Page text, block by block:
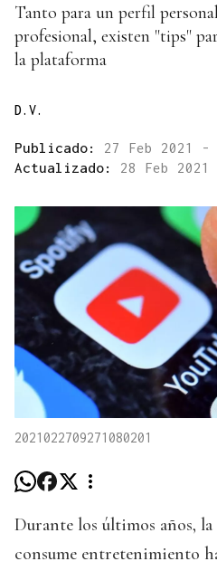
Tanto para un perfil
profesional, existen "tips"
la plataforma
D.V.
Publicado: 27 Feb 2021 -
Actualizado: 28 Feb
2021022709271080201
Durante los últimos años, la
consume entretenimiento